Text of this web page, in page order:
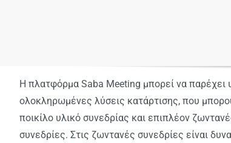
Η πλατφόρμα Saba Meeting μπορεί να παρέχει
ολοκληρωμένες λύσεις κατάρτισης, που
ποικίλο υλικό συνεδρίας και επιπλέον
συνεδρίες. Στις ζωντανές συνεδρίες είναι